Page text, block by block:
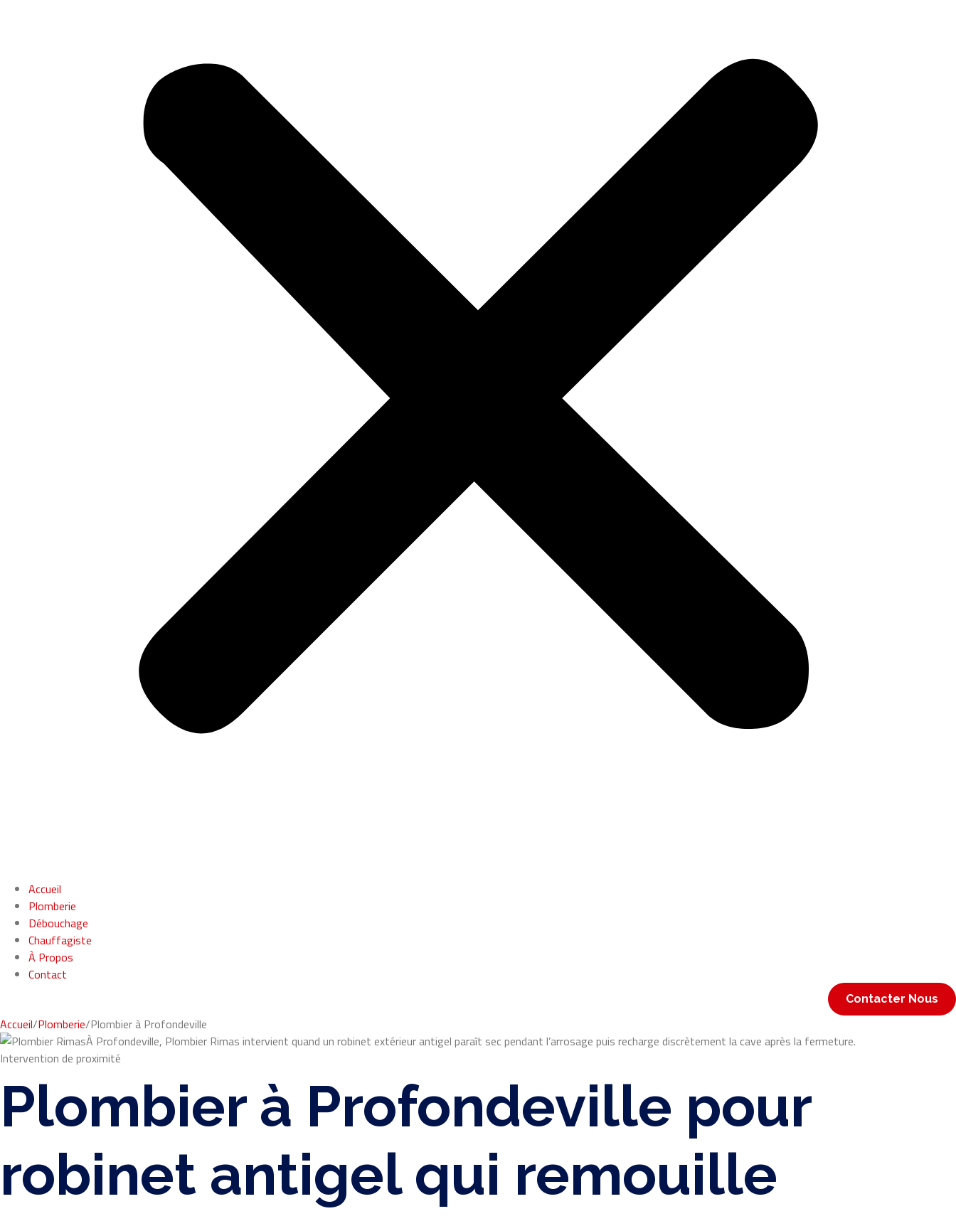
Accueil
Plomberie
Débouchage
Chauffagiste
À Propos
Contact
Contacter Nous
Accueil/Plomberie/Plombier à Profondeville
À Profondeville, Plombier Rimas intervient quand un robinet extérieur antigel paraît sec pendant l’arrosage puis recharge discrètement la cave après la fermeture.
Intervention de proximité
Plombier à Profondeville pour
robinet antigel qui remouille